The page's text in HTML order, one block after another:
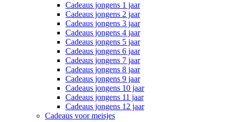
Cadeaus jongens 1 jaar
Cadeaus jongens 2 jaar
Cadeaus jongens 3 jaar
Cadeaus jongens 4 jaar
Cadeaus jongens 5 jaar
Cadeaus jongens 6 jaar
Cadeaus jongens 7 jaar
Cadeaus jongens 8 jaar
Cadeaus jongens 9 jaar
Cadeaus jongens 10 jaar
Cadeaus jongens 11 jaar
Cadeaus jongens 12 jaar
Cadeaus voor meisjes